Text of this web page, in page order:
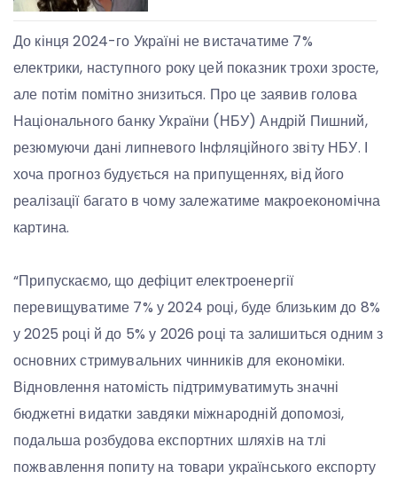
До кінця 2024-го Україні не вистачатиме 7%
електрики, наступного року цей показник трохи зросте,
але потім помітно знизиться. Про це заявив голова
Національного банку України (НБУ) Андрій Пишний,
резюмуючи дані липневого Інфляційного звіту НБУ. І
хоча прогноз будується на припущеннях, від його
реалізації багато в чому залежатиме макроекономічна
картина.
“Припускаємо, що дефіцит електроенергії
перевищуватиме 7% у 2024 році, буде близьким до 8%
у 2025 році й до 5% у 2026 році та залишиться одним з
основних стримувальних чинників для економіки.
Відновлення натомість підтримуватимуть значні
бюджетні видатки завдяки міжнародній допомозі,
подальша розбудова експортних шляхів на тлі
пожвавлення попиту на товари українського експорту